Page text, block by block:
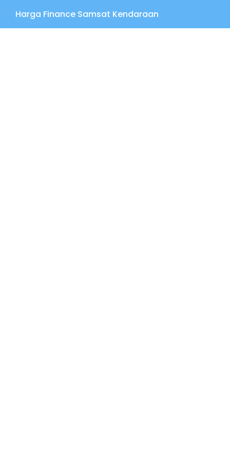
Harga Finance Samsat Kendaraan